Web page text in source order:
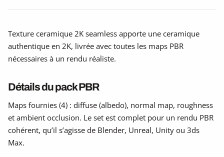
Texture ceramique 2K seamless apporte une ceramique
authentique en 2K, livrée avec toutes les maps PBR
nécessaires à un rendu réaliste.
Détails du pack PBR
Maps fournies (4) : diffuse (albedo), normal map, roughness
et ambient occlusion. Le set est complet pour un rendu PBR
cohérent, qu’il s’agisse de Blender, Unreal, Unity ou 3ds
Max.